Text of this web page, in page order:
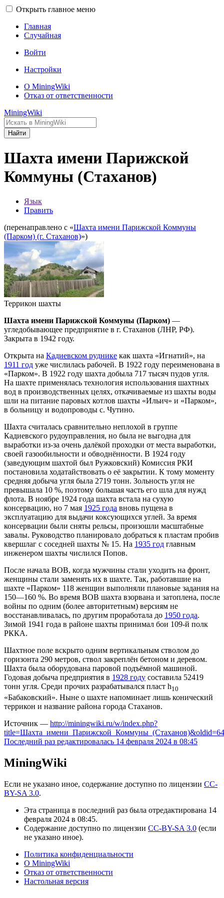
Открыть главное меню
Главная
Случайная
Войти
Настройки
О MiningWiki
Отказ от ответственности
MiningWiki
Найти
Шахта имени Парижской
Коммуны (Стаханов)
Язык
Править
(перенаправлено с «Шахта имени Парижской Коммуны
(Парком) (г. Стаханов)»)
Террикон шахты
Шахта имени Парижской Коммуны (Парком) —
угледобывающее предприятие в г. Стаханов (ЛНР, РФ).
Закрыта в 1942 году.
Открыта на Кадиевском руднике как шахта «Игнатий», на
1911 год уже числилась рабочей. В 1922 году переименована в
«Парком». В 1922 году шахта добыла 717 тысяч пудов угля.
На шахте применялась технология использования шахтных
вод в производственных целях, откачиваемые из шахты воды
шли на питание паровых котлов шахты «Ильич» и «Парком»,
в больницу и водопроводы с. Чутино.
Шахта считалась сравнительно неплохой в группе
Кадиевского рудоуправления, но была не выгодна для
выработки из-за очень далёкой проходки от места выработки,
своей газообильности и обводнённости. В 1924 году
(заведующим шахтой был Ружковский) Комиссия РКИ
постановила ходатайствовать о её закрытии. К тому моменту
средняя добыча угля была 2719 тонн. Зольность угля не
превышала 10 %, поэтому большая часть его шла для нужд
флота. В ноябре 1924 года шахта встала на сухую
консервацию, но 7 мая 1925 года вновь пущена в
эксплуатацию для выдачи коксующихся углей. За время
консервации были сняты рельсы, произошли масштабные
завалы. Руководство планировало добраться к пластам пробив
квершлаг с соседней шахты № 15. На 1935 год главным
инженером шахты числился Попов.
После начала ВОВ, когда мужчины стали уходить на фронт,
женщины стали заменять их в шахте. Так, работавшие на
шахте «Парком» 118 женщин выполняли плановые задания на
150—160 %. Во время ВОВ шахта взорвана и затоплена, после
войны по одним (более авторитетным) версиям не
восстанавливалась, по другим проработала до 1950 года.
Зимой 1941 года в районе шахты принимал бои 109-й полк
РККА.
Шахтное поле вскрыто одним вертикальным стволом до
горизонта 290 метров, ствол закреплён бетоном и деревом.
Шахта была оборудована паровой подъёмной машиной.
Годовая добыча предприятия в 1928 году составила 52419
тонн угля. Среди прочих разрабатывался пласт h10
«Бабаковский». Ныне о шахте напоминает лишь конический
террикон и название района города Стаханов.
Источник — http://miningwiki.ru/w/index.php?
Последний раз редактировалась 14 февраля 2024 в 08:45
MiningWiki
Если не указано иное, содержание доступно по лицензии CC-
BY-SA 3.0.
Эта страница в последний раз была отредактирована 14
февраля 2024 в 08:45.
Содержание доступно по лицензии CC-BY-SA 3.0 (если
не указано иное).
Политика конфиденциальности
О MiningWiki
Отказ от ответственности
Настольная версия